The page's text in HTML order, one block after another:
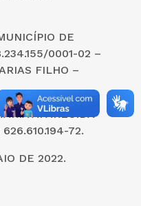
DE
0001-02 –
FILHO –
APARECIDA
72.
DE 2022.